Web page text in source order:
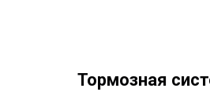
Тормозная